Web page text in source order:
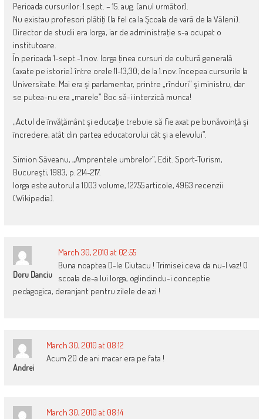
Perioada cursurilor: 1.sept. – 15. aug. (anul următor).
Nu existau profesori plătiţi (la fel ca la Şcoala de vară de la Văleni).
Director de studii era Iorga, iar de administraţie s-a ocupat o
institutoare.
În perioada 1-sept.-1.nov. Iorga ţinea cursuri de cultură generală
(axate pe istorie) între orele 11-13,30; de la 1.nov. începea cursurile la
Universitate. Mai era şi parlamentar, printre „rînduri” şi ministru, dar
se putea-nu era „marele” Boc să-i interzică munca!
„Actul de învăţământ şi educaţie trebuie să fie axat pe bunăvoinţă şi
încredere, atât din partea educatorului cât şi a elevului”.
Simion Săveanu, „Amprentele umbrelor”, Edit. Sport-Turism,
Bucureşti, 1983, p. 214-217.
Iorga este autorul a 1003 volume, 12755 articole, 4963 recenzii
(Wikipedia).
Doru Danciu
March 30, 2010 at 02:55
Buna noaptea D-le Ciutacu ! Trimisei ceva da nu-l vaz! O
scoala de-a lui Iorga, oglindindu-i conceptie
pedagogica, deranjant pentru zilele de azi !
Andrei
March 30, 2010 at 08:12
Acum 20 de ani macar era pe fata !
March 30, 2010 at 08:14